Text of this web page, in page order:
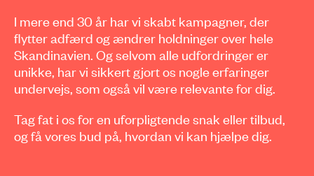
I mere end 30 år har vi skabt kampagner, der
flytter adfærd og ændrer holdninger over hele
Skandinavien. Og selvom alle udfordringer er
unikke, har vi sikkert gjort os nogle erfaringer
undervejs, som også vil være relevante for dig.
Tag fat i os for en uforpligtende snak eller tilbud,
og få vores bud på, hvordan vi kan hjælpe dig.